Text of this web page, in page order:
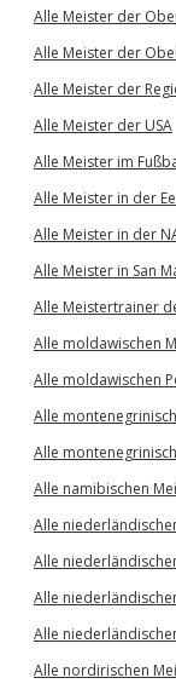
Alle Meister der
Alle Meister der
Alle Meister der
Alle Meister der USA
Alle Meister im
Alle Meister in der
Alle Meister in der
Alle Meister in San
Alle Meistertrainer
Alle moldawischen
Alle moldawischen
Alle
Alle
Alle namibischen
Alle
Alle
Alle
Alle
Alle nordirischen